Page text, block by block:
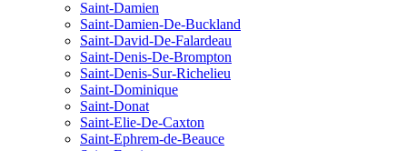
Saint-Damien
Saint-Damien-De-Buckland
Saint-David-De-Falardeau
Saint-Denis-De-Brompton
Saint-Denis-Sur-Richelieu
Saint-Dominique
Saint-Donat
Saint-Elie-De-Caxton
Saint-Ephrem-de-Beauce